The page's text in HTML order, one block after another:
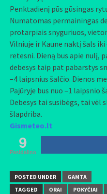
Penktadienį pūs gūsingas
Numatomas permainingas
protarpiais snyguriuos,
Vilniuje ir Kaune naktį šals iki
retesni. Dieną bus apie nulį,
debesys taip pat pabarstys
–4 laipsnius šalčio. Dienos
Pajūryje bus nuo –1 laipsnio
Debesys tai susibėgs, tai vėl
šlapdriba.
Gismeteo.lt
9
Pasidalino
POSTED UNDER
GAMTA
TAGGED
ORAI POKYČIAI